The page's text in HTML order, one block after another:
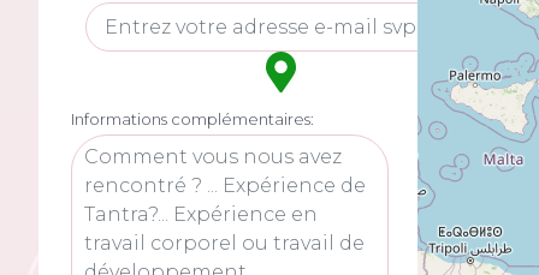
Informations complémentaires: